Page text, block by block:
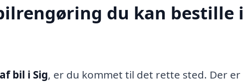
du kan bestille i
bil i Sig, er du kommet til det rette sted. Der er